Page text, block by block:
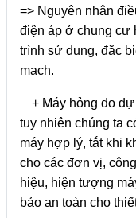
=> Nguyên nhân
điện áp ở chung cư
trình sử dụng, đặc
mạch.
+ Máy hỏng do
tuy nhiên chúng ta
máy hợp lý, tắt khi
cho các đơn vị,
hiệu, hiện tượng
bảo an toàn cho